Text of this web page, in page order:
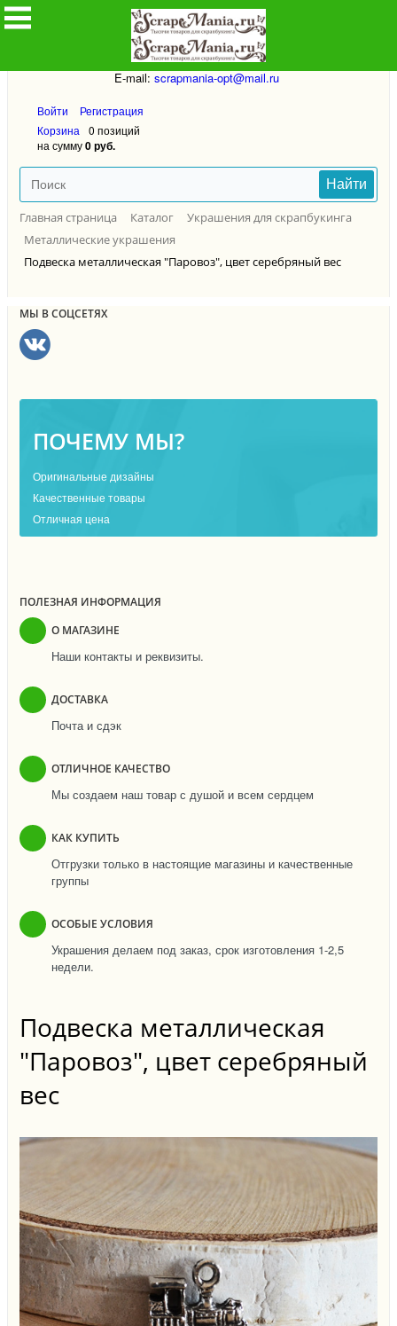
8912-8912-832
Написать личное сообщение в ВК
E-mail: scrapmania-opt@mail.ru
Войти
Регистрация
Корзина
0 позиций
на сумму0 руб.
Найти
Главная страница Каталог
Украшения для скрапбукинга
Металлические украшения
Подвеска металлическая "Паровоз", цвет серебряный вес
МЫ В СОЦСЕТЯХ
ПОЧЕМУ МЫ?
Оригинальные дизайны
Качественные товары
Отличная цена
ПОЛЕЗНАЯ ИНФОРМАЦИЯ
О МАГАЗИНЕ
Наши контакты и реквизиты.
ДОСТАВКА
Почта и сдэк
ОТЛИЧНОЕ КАЧЕСТВО
Мы создаем наш товар с душой и всем сердцем
КАК КУПИТЬ
Отгрузки только в настоящие магазины и качественные
группы
ОСОБЫЕ УСЛОВИЯ
Украшения делаем под заказ, срок изготовления 1-2,5
недели.
Подвеска металлическая
"Паровоз", цвет серебряный
вес